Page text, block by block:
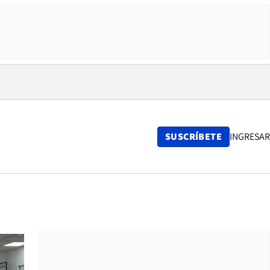
SUSCRÍBETE INGRESAR